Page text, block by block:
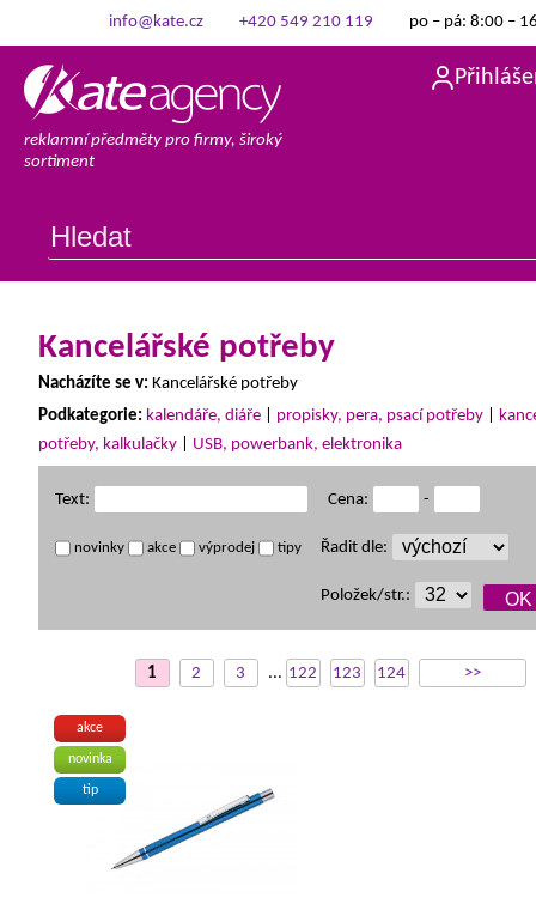
info@kate.cz +420 549 210 119 po – pá: 8:00 –
reklamní předměty pro firmy, široký
sortiment
Kancelářské potřeby
Nacházíte se v: Kancelářské potřeby
Podkategorie: kalendáře, diáře propisky, pera, psací potřeby
potřeby, kalkulačky
USB, powerbank, elektronika
Text: Cena: -
novinky akce výprodej tipy Řadit dle:
Položek/str.:
1 2 3 ... 122 123 124 >>
akce
novinka
tip